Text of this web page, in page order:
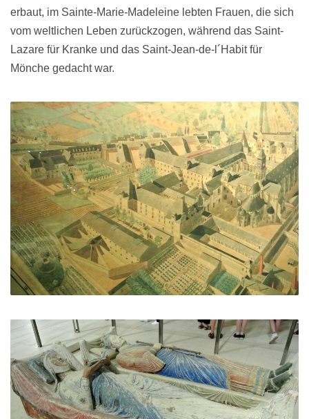
erbaut, im Sainte-Marie-Madeleine lebten Frauen, die sich
vom weltlichen Leben zurückzogen, während das Saint-
Lazare für Kranke und das Saint-Jean-de-l´Habit für
Mönche gedacht war.